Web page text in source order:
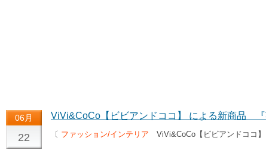
06月
22
ViVi&CoCo【ビビアンドココ】 による新商品
〔 ファッション/インテリア ViVi&CoCo【ビビアンドココ